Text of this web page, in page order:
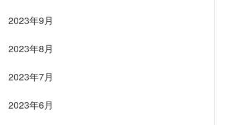
2023年9月
2023年8月
2023年7月
2023年6月